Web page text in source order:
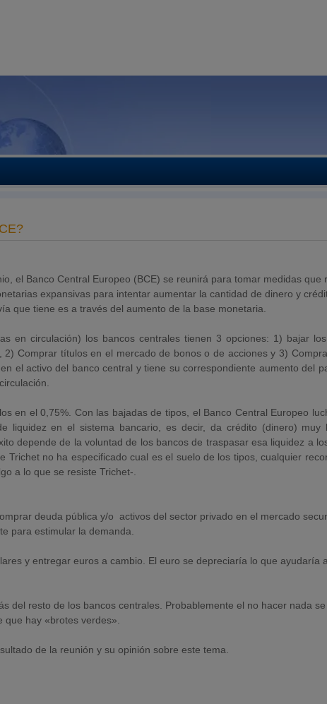
el Banco Central Europeo (BCE) se reunirá para tomar medidas que
expansivas para intentar aumentar la cantidad de dinero y
que tiene es a través del aumento de la base monetaria.
en circulación) los bancos centrales tienen 3 opciones: 1) bajar
Comprar títulos en el mercado de bonos o de acciones y 3)
el activo del banco central y tiene su correspondiente aumento del
en el 0,75%. Con las bajadas de tipos, el Banco Central Europeo
liquidez en el sistema bancario, es decir, da crédito (dinero) muy
depende de la voluntad de los bancos de traspasar esa liquidez a
Trichet no ha especificado cual es el suelo de los tipos, cualquier
a lo que se resiste Trichet-.
deuda pública y/o activos del sector privado en el mercado
para estimular la demanda.
y entregar euros a cambio. El euro se depreciaría lo que ayudaría
del resto de los bancos centrales. Probablemente el no hacer nada
hay «brotes verdes».
de la reunión y su opinión sobre este tema.